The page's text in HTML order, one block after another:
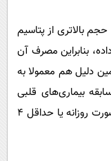
بالاتری از پتاسیم
بنابراین مصرف آن
دلیل هم معمولا به
بیماری‌های قلبی
توصیه می‌شود که در فصل تابستان حتما به‌صورت روزانه یا حداقل ۴